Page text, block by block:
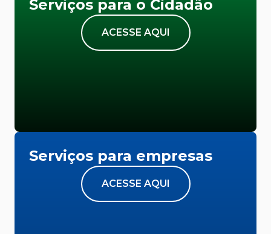
Serviços para o Cidadão
ACESSE AQUI
Serviços para empresas
ACESSE AQUI